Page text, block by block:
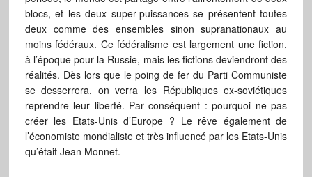
blocs, et les deux super-puissances se présentent toutes
deux comme des ensembles sinon supranationaux au
moins fédéraux. Ce fédéralisme est largement une fiction,
à l’époque pour la Russie, mais les fictions deviendront des
réalités. Dès lors que le poing de fer du Parti Communiste
se desserrera, on verra les Républiques ex-soviétiques
reprendre leur liberté. Par conséquent : pourquoi ne pas
créer les Etats-Unis d’Europe ? Le rêve également de
l’économiste mondialiste et très influencé par les Etats-Unis
qu’était Jean Monnet.